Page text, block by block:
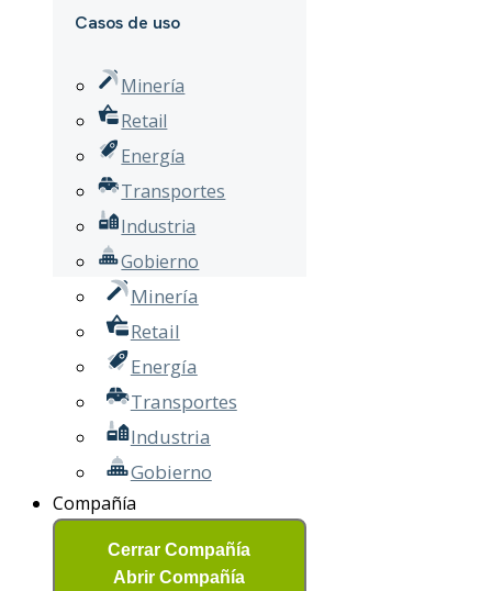
Casos de uso
Minería
Retail
Energía
Transportes
Industria
Gobierno
Minería
Retail
Energía
Transportes
Industria
Gobierno
Compañía
Cerrar Compañía
Abrir Compañía